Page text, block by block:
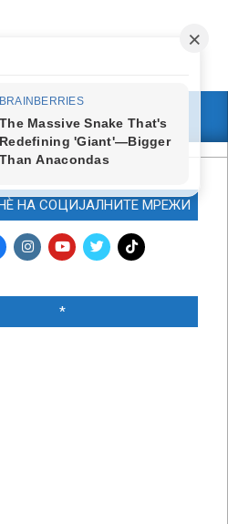
НА СОЦИЈАЛНИТЕ МРЕЖИ
*